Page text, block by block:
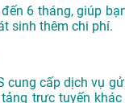
6 tháng, giúp
sinh thêm chi phí.
cung cấp dịch vụ
trực tuyến